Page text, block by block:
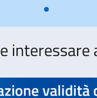
interessare